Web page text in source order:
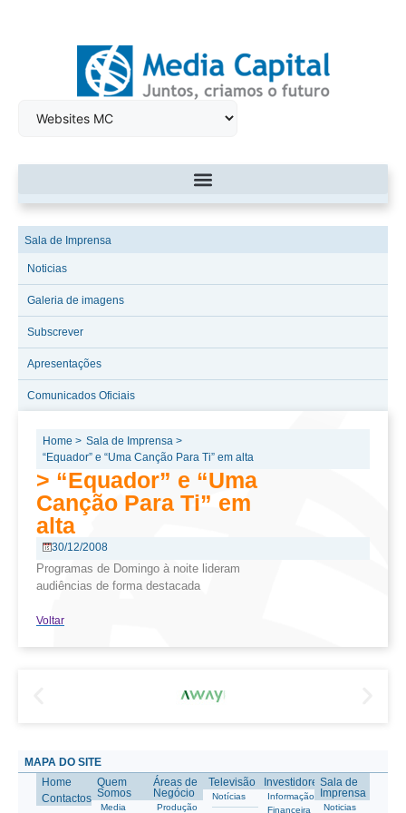
Sala de Imprensa
Noticias
Galeria de imagens
Subscrever
Apresentações
Comunicados Oficiais
Home > Sala de Imprensa >
“Equador” e “Uma Canção Para Ti” em alta
> “Equador” e “Uma
Canção Para Ti” em
alta
30/12/2008
Programas de Domingo à noite lideram
audiências de forma destacada
Voltar
MAPA DO SITE
Home
Contactos
Quem
Somos
Media
Áreas de
Negócio
Produção
Televisão
Notícias
Investidores
Informação
Financeira
Sala de
Imprensa
Noticias